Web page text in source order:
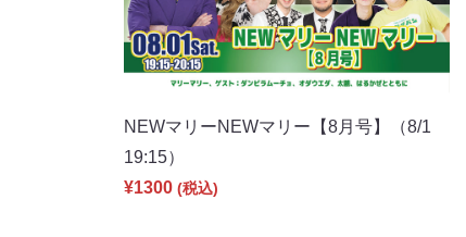
NEWマリーNEWマリー【8月号】（8/1
19:15）
¥1300 (税込)